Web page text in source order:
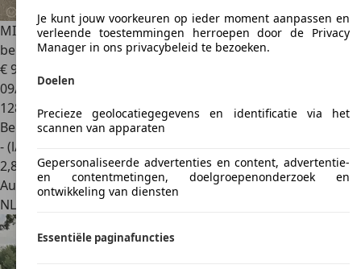
MINI Cooper S Cabrio1.6 HIGHGATE|H&K|Lederen
bekleding|NAVI
€ 9.490
09/2012
128.589 km
Benzine
- (l/100 km)
2,8
Autobedrijf
NL 4762 AP
Zevenbergen
Je kunt jouw voorkeuren op ieder moment aanpassen en
verleende toestemmingen herroepen door de Privacy
Manager in ons privacybeleid te bezoeken.
Doelen
Precieze geolocatiegegevens en identificatie via het
scannen van apparaten
Gepersonaliseerde advertenties en content, advertentie-
en contentmetingen, doelgroepenonderzoek en
ontwikkeling van diensten
Essentiële paginafuncties